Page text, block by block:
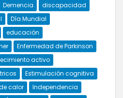
Demencia
discapacidad
Día Mundial
educación
Enfermedad de Parkinson
activo
Estimulación cognitiva
calor
Independencia